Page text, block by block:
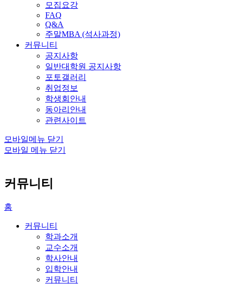
모집요강
FAQ
Q&A
주말MBA (석사과정)
커뮤니티
공지사항
일반대학원 공지사항
포토갤러리
취업정보
학생회안내
동아리안내
관련사이트
모바일메뉴 닫기
모바일 메뉴 닫기
커뮤니티
홈
커뮤니티
학과소개
교수소개
학사안내
입학안내
커뮤니티